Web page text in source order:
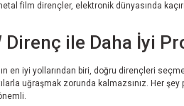
film dirençler, elektronik dünyasında
Direnç ile Daha İyi
en iyi yollarından biri, doğru dirençleri
uğraşmak zorunda kalmazsınız. Her